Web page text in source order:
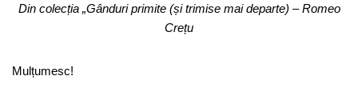
Din colecția „Gânduri primite (și trimise mai departe) – Romeo
Crețu
Mulțumesc!